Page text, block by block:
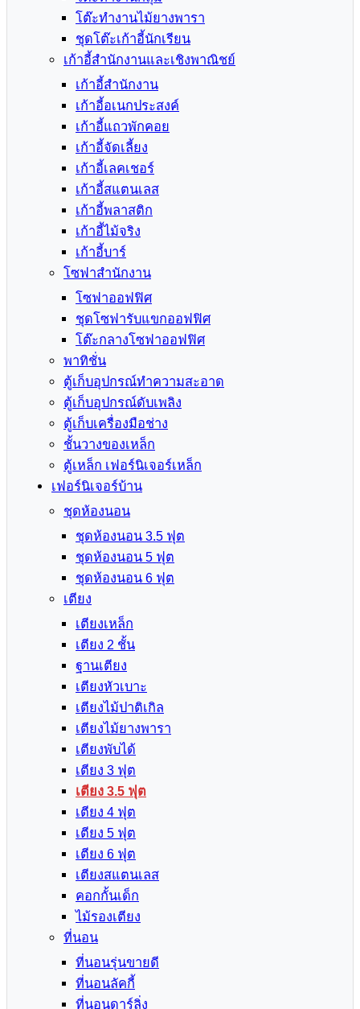
โต๊ะทำงานไม้ยางพารา
ชุดโต๊ะเก้าอี้นักเรียน
เก้าอี้สำนักงานและเชิงพาณิชย์
เก้าอี้สำนักงาน
เก้าอี้อเนกประสงค์
เก้าอี้แถวพักคอย
เก้าอี้จัดเลี้ยง
เก้าอี้เลคเชอร์
เก้าอี้สแตนเลส
เก้าอี้พลาสติก
เก้าอี้ไม้จริง
เก้าอี้บาร์
โซฟาสำนักงาน
โซฟาออฟฟิศ
ชุดโซฟารับแขกออฟฟิศ
โต๊ะกลางโซฟาออฟฟิศ
พาทิชั่น
ตู้เก็บอุปกรณ์ทำความสะอาด
ตู้เก็บอุปกรณ์ดับเพลิง
ตู้เก็บเครื่องมือช่าง
ชั้นวางของเหล็ก
ตู้เหล็ก เฟอร์นิเจอร์เหล็ก
เฟอร์นิเจอร์บ้าน
ชุดห้องนอน
ชุดห้องนอน 3.5 ฟุต
ชุดห้องนอน 5 ฟุต
ชุดห้องนอน 6 ฟุต
เตียง
เตียงเหล็ก
เตียง 2 ชั้น
ฐานเตียง
เตียงหัวเบาะ
เตียงไม้ปาติเกิล
เตียงไม้ยางพารา
เตียงพับได้
เตียง 3 ฟุต
เตียง 3.5 ฟุต
เตียง 4 ฟุต
เตียง 5 ฟุต
เตียง 6 ฟุต
เตียงสแตนเลส
คอกกั้นเด็ก
ไม้รองเตียง
ที่นอน
ที่นอนรุ่นขายดี
ที่นอนลัคกี้
ที่นอนดาร์ลิ่ง